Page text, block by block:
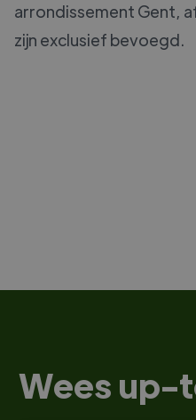
arrondissement Gent,
zijn exclusief bevoegd.
Wees up-